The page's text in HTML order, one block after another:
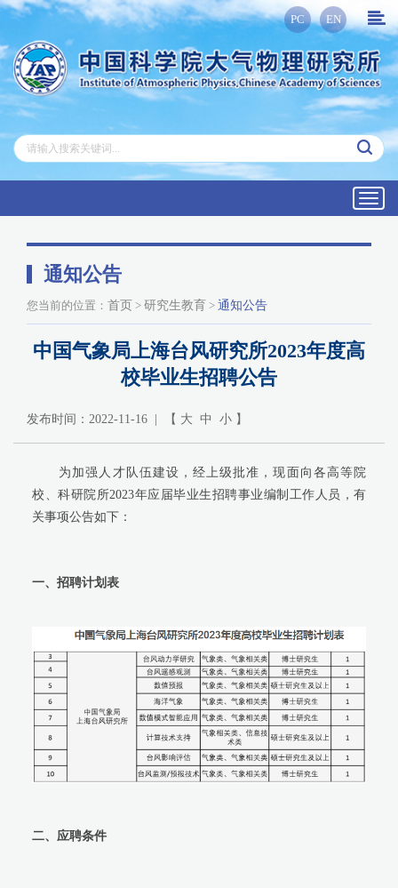
PC EN
通知公告
您当前的位置： 首页 > 研究生教育 > 通知公告
中国气象局上海台风研究所2023年度高
校毕业生招聘公告
发布时间：2022-11-16 | 【 大 中 小 】
为加强人才队伍建设，经上级批准，现面向各高等院
校、科研院所2023年应届毕业生招聘事业编制工作人员，有
关事项公告如下：
一、招聘计划表
二、应聘条件